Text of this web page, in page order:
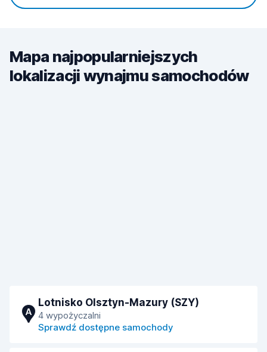
Mapa najpopularniejszych
lokalizacji wynajmu samochodów
A
Lotnisko Olsztyn-Mazury (SZY)
4 wypożyczalni
Sprawdź dostępne samochody